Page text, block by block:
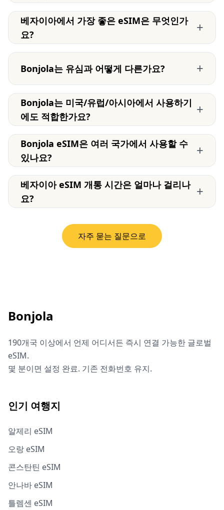
베자이아에서 가장 좋은 eSIM은 무엇인가
요?
+
Bonjola는 유심과 어떻게 다른가요? +
Bonjola는 미국/유럽/아시아에서 사용하기
에도 적합한가요?
+
Bonjola eSIM은 여러 국가에서 사용할 수
있나요?
+
베자이아 eSIM 개통 시간은 얼마나 걸리나
요?
+
자주 묻는 질문으로
Bonjola
190개국 이상에서 언제 어디서든 즉시 연결 가능한 글로벌
eSIM.
몇 분이면 설정 완료. 기존 전화번호 유지.
인기 여행지
알제리 eSIM
오랑 eSIM
콘스탄틴 eSIM
안나바 eSIM
틀렘센 eSIM